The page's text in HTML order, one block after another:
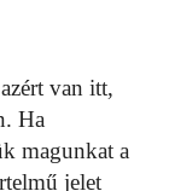
van itt,
Ha
magunkat a
jelet